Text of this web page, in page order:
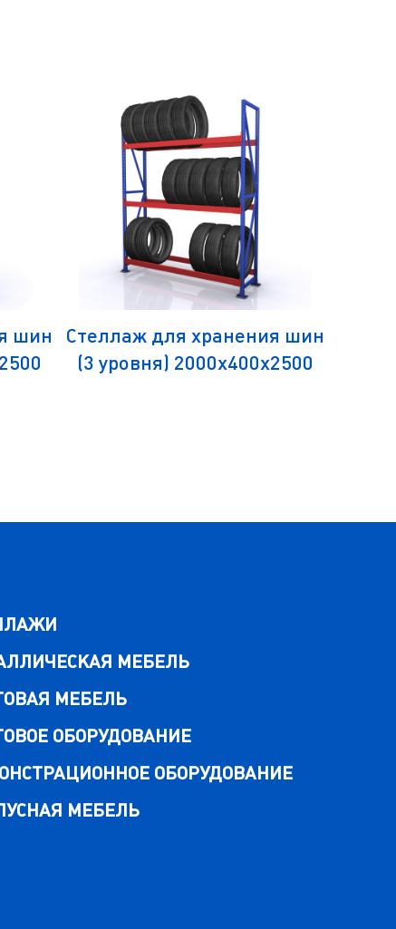
шин
Стеллаж для хранения шин
(3 уровня) 2000х400х2500
МЕБЕЛЬ
МЕБЕЛЬ
ОБОРУДОВАНИЕ
ОБОРУДОВАНИЕ
МЕБЕЛЬ